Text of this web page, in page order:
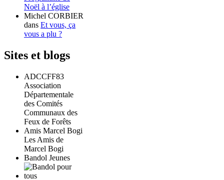
Noël à l’église
Michel CORBIER
dans Et vous, ça
vous a plu ?
Sites et blogs
ADCCFF83
Association
Départementale
des Comités
Communaux des
Feux de Forêts
Amis Marcel Bogi
Les Amis de
Marcel Bogi
Bandol Jeunes